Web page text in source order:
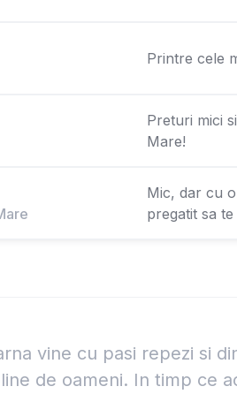
Printre cele
Preturi mici
Mare!
Mic, dar cu
pregatit sa
vine cu pasi repezi si
de oameni. In timp ce